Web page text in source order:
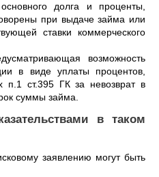
долга и проценты,
при выдаче займа или
ставки коммерческого
возможность
в виде уплаты процентов,
п.1 ст.395 ГК за невозврат в
суммы займа.
в таком
заявлению могут быть